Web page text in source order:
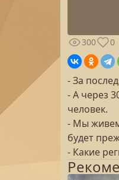
300
0
- За
- А через
человек.
- Мы живем
будет
- Какие